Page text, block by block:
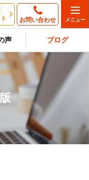
お問い合わせ
声 ブログ